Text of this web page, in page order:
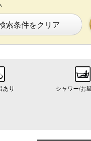
索条件をクリア
あり シャワー/お